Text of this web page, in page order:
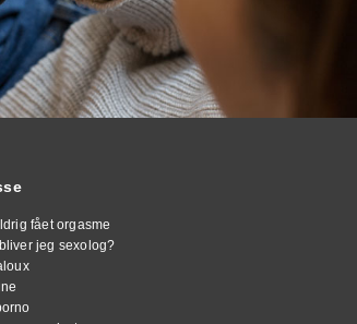
fået orgasme
jeg sexolog?